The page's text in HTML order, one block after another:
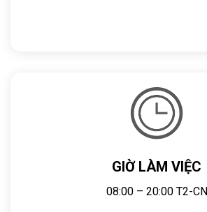
GIỜ LÀM VIỆC
08:00 – 20:00 T2-CN